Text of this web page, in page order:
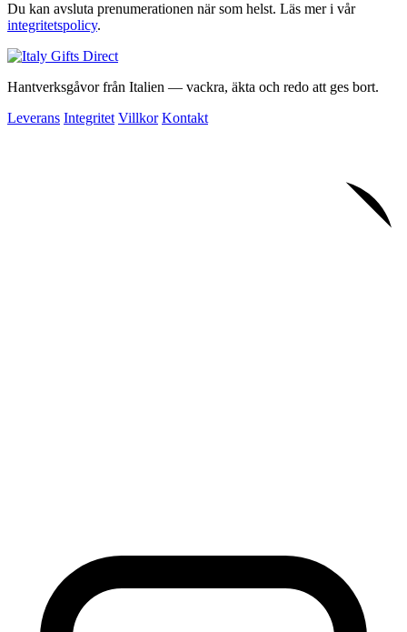
Du kan avsluta prenumerationen när som helst. Läs mer i vår
integritetspolicy.
Hantverksgåvor från Italien — vackra, äkta och redo att ges bort.
Leverans Integritet Villkor Kontakt